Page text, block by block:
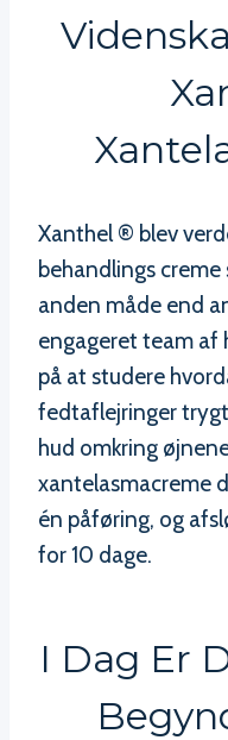
Xanthel ® blev
behandlings creme
anden måde end
engageret team af
på at studere
fedtaflejringer
hud omkring
xantelasmacreme
én påføring, og
for 10 dage.
I Dag Er